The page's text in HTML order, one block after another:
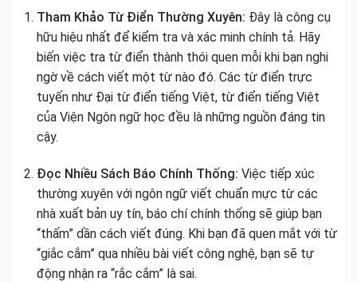
Tham Khảo Từ Điển Thường Xuyên: Đây là công cụ
hữu hiệu nhất để kiểm tra và xác minh chính tả. Hãy
biến việc tra từ điển thành thói quen mỗi khi bạn nghi
ngờ về cách viết một từ nào đó. Các từ điển trực
tuyến như Đại từ điển tiếng Việt, từ điển tiếng Việt
của Viện Ngôn ngữ học đều là những nguồn đáng tin
cậy.
Đọc Nhiều Sách Báo Chính Thống: Việc tiếp xúc
thường xuyên với ngôn ngữ viết chuẩn mực từ các
nhà xuất bản uy tín, báo chí chính thống sẽ giúp bạn
“thấm” dần cách viết đúng. Khi bạn đã quen mắt với từ
“giắc cắm” qua nhiều bài viết công nghệ, bạn sẽ tự
động nhận ra “rắc cắm” là sai.